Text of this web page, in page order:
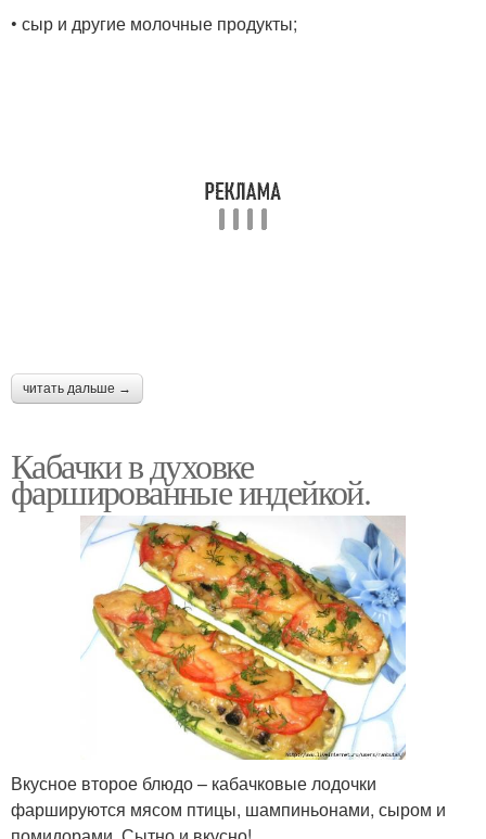
• сыр и другие молочные продукты;
читать дальше →
Кабачки в духовке
фаршированные индейкой.
Вкусное второе блюдо – кабачковые лодочки
фаршируются мясом птицы, шампиньонами, сыром и